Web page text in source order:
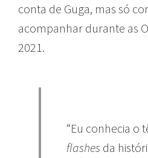
conta de Guga, mas só
acompanhar durante as
2021.
“Eu conhecia o
flashes da